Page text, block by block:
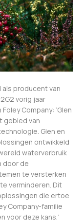
als producent van
vorig jaar
Company: ‘Glen
gebied van
Glen en
ontwikkeld
waterverbruik
door de
te versterken
verminderen. Dit
die ertoe
Company-familie
voor deze kans.’